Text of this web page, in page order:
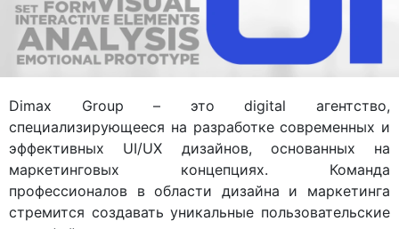
Dimax Group – это digital агентство,
специализирующееся на разработке современных и
эффективных UI/UX дизайнов, основанных на
маркетинговых концепциях. Команда
профессионалов в области дизайна и маркетинга
стремится создавать уникальные пользовательские